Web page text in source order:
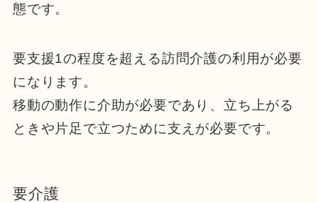
態です。
要支援1の程度を超える訪問介護の利用が必要
になります。
移動の動作に介助が必要であり、立ち上がる
ときや片足で立つために支えが必要です。
要介護